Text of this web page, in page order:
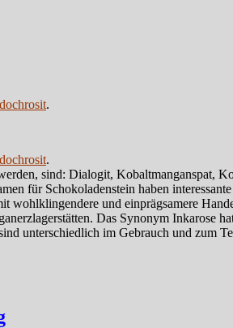
.
.
sind: Dialogit, Kobaltmanganspat,
für Schokoladenstein haben
und einprägsamere
Das Synonym Inkarose
unterschiedlich im Gebrauch und zum